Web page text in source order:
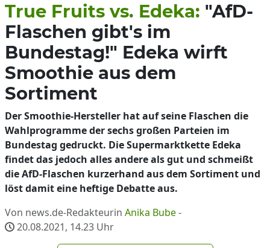
True Fruits vs. Edeka: "AfD-
Flaschen gibt's im
Bundestag!" Edeka wirft
Smoothie aus dem
Sortiment
Der Smoothie-Hersteller hat auf seine Flaschen die
Wahlprogramme der sechs großen Parteien im
Bundestag gedruckt. Die Supermarktkette Edeka
findet das jedoch alles andere als gut und schmeißt
die AfD-Flaschen kurzerhand aus dem Sortiment und
löst damit eine heftige Debatte aus.
Von news.de-Redakteurin Anika Bube-
20.08.2021, 14.23 Uhr